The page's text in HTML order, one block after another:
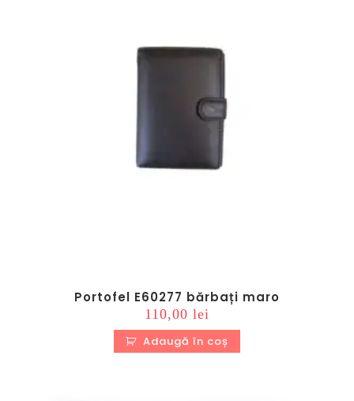
Portofel E60277 bărbați maro
110,00 lei
Adaugă în coș